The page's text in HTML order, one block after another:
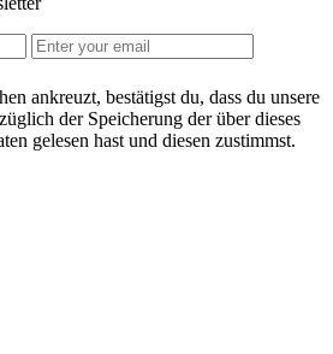
ankreuzt, bestätigst du, dass du unsere
der Speicherung der über dieses
gelesen hast und diesen zustimmst.